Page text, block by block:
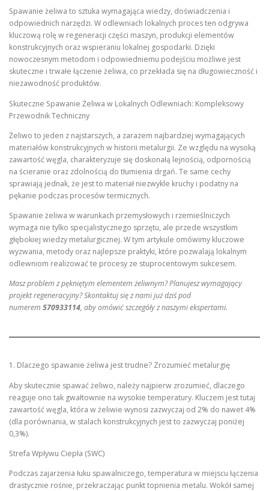
Spawanie żeliwa to sztuka wymagająca wiedzy, doświadczenia i
odpowiednich narzędzi. W odlewniach lokalnych proces ten odgrywa
kluczową rolę w regeneracji części maszyn, produkcji elementów
konstrukcyjnych oraz wspieraniu lokalnej gospodarki. Dzięki
nowoczesnym metodom i odpowiedniemu podejściu możliwe jest
skuteczne i trwałe łączenie żeliwa, co przekłada się na długowieczność i
niezawodność produktów.
Skuteczne Spawanie Żeliwa w Lokalnych Odlewniach: Kompleksowy
Przewodnik Techniczny
Żeliwo to jeden z najstarszych, a zarazem najbardziej wymagających
materiałów konstrukcyjnych w historii metalurgii. Ze względu na wysoką
zawartość węgla, charakteryzuje się doskonałą lejnością, odpornością
na ścieranie oraz zdolnością do tłumienia drgań. Te same cechy
sprawiają jednak, że jest to materiał niezwykle kruchy i podatny na
pękanie podczas procesów termicznych.
Spawanie żeliwa w warunkach przemysłowych i rzemieślniczych
wymaga nie tylko specjalistycznego sprzętu, ale przede wszystkim
głębokiej wiedzy metalurgicznej. W tym artykule omówimy kluczowe
wyzwania, metody oraz najlepsze praktyki, które pozwalają lokalnym
odlewniom realizować te procesy ze stuprocentowym sukcesem.
Masz problem z pękniętym elementem żeliwnym? Planujesz wymagający
projekt regeneracyjny? Skontaktuj się z nami już dziś pod
numerem 570933114, aby omówić szczegóły z naszymi ekspertami.
1. Dlaczego spawanie żeliwa jest trudne? Zrozumieć metalurgię
Aby skutecznie spawać żeliwo, należy najpierw zrozumieć, dlaczego
reaguje ono tak gwałtownie na wysokie temperatury. Kluczem jest tutaj
zawartość węgla, która w żeliwie wynosi zazwyczaj od 2% do nawet 4%
(dla porównania, w stalach konstrukcyjnych jest to zazwyczaj poniżej
0,3%).
Strefa Wpływu Ciepła (SWC)
Podczas zajarzenia łuku spawalniczego, temperatura w miejscu łączenia
drastycznie rośnie, przekraczając punkt topnienia metalu. Wokół samej